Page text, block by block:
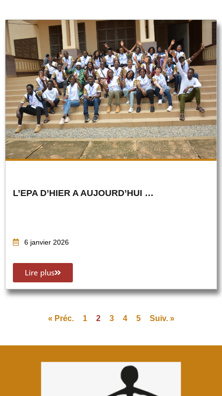
L’EPA D’HIER A AUJOURD’HUI …
6 janvier 2026
Lire plus
« Préc. 1 2 3 4 5 Suiv. »